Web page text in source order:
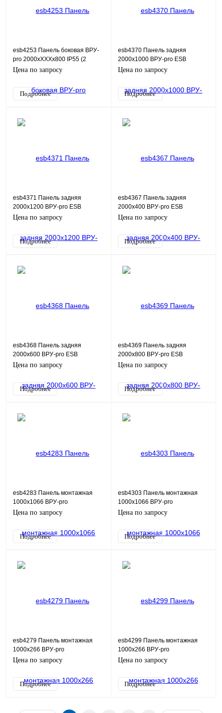
esb4253 Панель боковая ВРУ-
pro 2000хХХХх800 IP55 (2
шт.компл) ESB
Цена по запросу
Подробнее
esb4370 Панель задняя
2000х1000 ВРУ-pro ESB
Цена по запросу
Подробнее
esb4371 Панель задняя
2000х1200 ВРУ-pro ESB
Цена по запросу
Подробнее
esb4367 Панель задняя
2000х400 ВРУ-pro ESB
Цена по запросу
Подробнее
esb4368 Панель задняя
2000х600 ВРУ-pro ESB
Цена по запросу
Подробнее
esb4369 Панель задняя
2000х800 ВРУ-pro ESB
Цена по запросу
Подробнее
esb4283 Панель монтажная
1000х1066 ВРУ-pro
2000х1200хХХХ (2,0 мм)
Цена по запросу
Подробнее
esb4303 Панель монтажная
1000х1066 ВРУ-pro
2000х1200хХХХ (3,0 мм) ESB-
Цена по запросу
Подробнее
esb4279 Панель монтажная
1000х266 ВРУ-pro
2000х400хХХХ (2,0 мм) ESB_ЛГ
Цена по запросу
Подробнее
esb4299 Панель монтажная
1000х266 ВРУ-pro
2000х400хХХХ (3,0 мм) ESB_ЛГ
Цена по запросу
Подробнее